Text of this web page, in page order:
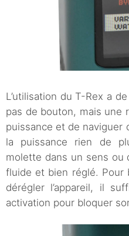
L’utilisation du T-Rex a
pas de bouton, mais une
puissance et de naviguer
la puissance rien de
molette dans un sens ou
fluide et bien réglé. Pour
dérégler l’appareil, il
activation pour bloquer